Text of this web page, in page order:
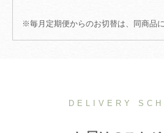
※毎月定期便からのお切替は、同商品に
DELIVERY